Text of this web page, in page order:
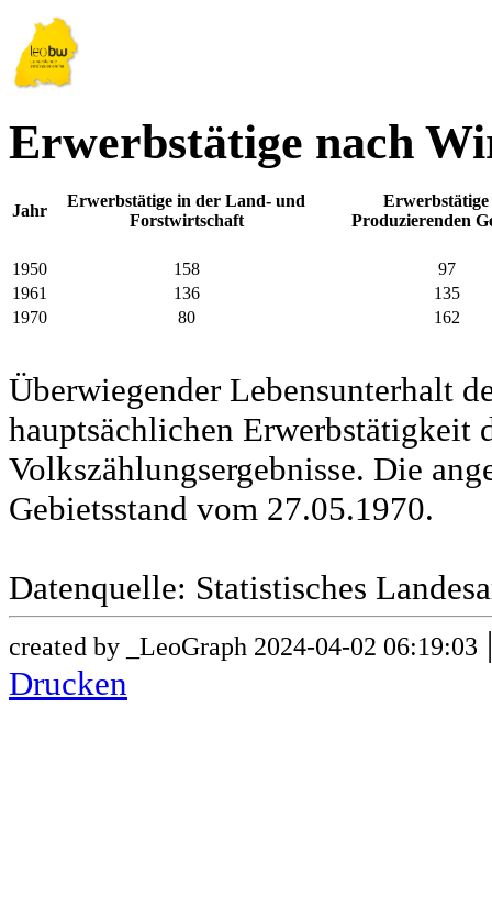
Erwerbstätige nach
Jahr
Erwerbstätige in der Land- und
Forstwirtschaft
Erwerbstätige
Produzierenden
1950 158
97
1961
136
135
1970
80 162
Überwiegender Lebensunterhalt
hauptsächlichen Erwerbstätigkeit
Volkszählungsergebnisse. Die
Gebietsstand vom 27.05.1970.
Datenquelle: Statistisches
created by _LeoGraph 2024-04-02 06:19:03
Drucken